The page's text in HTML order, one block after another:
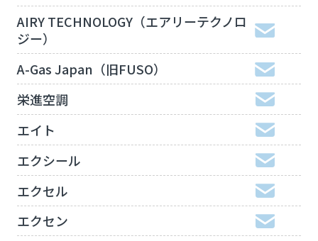
AIRY TECHNOLOGY（エアリーテクノロ
ジー）
A-Gas Japan（旧FUSO）
栄進空調
エイト
エクシール
エクセル
エクセン